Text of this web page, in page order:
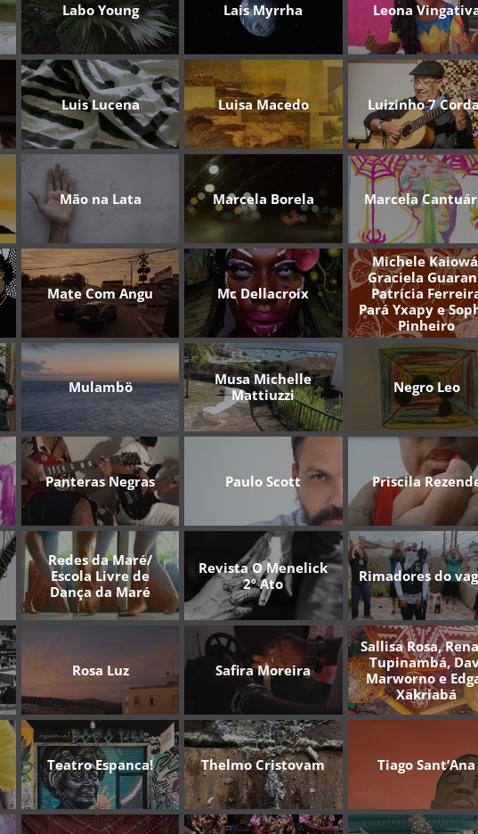
Labo Young Lais Myrrha Leona
Luis Lucena Luisa Macedo Luizinho 7
Mão na Lata Marcela Borela Marcela
Mate Com Angu Mc Dellacroix
Michele
Graciela
Patrícia
Pará Yxapy e
Pinheiro
Mulambö
Musa Michelle
Mattiuzzi
Negro Leo
Panteras Negras Paulo Scott Priscila
Redes da Maré/
Escola Livre de
Dança da Maré
Revista O Menelick
2º Ato
Rimadores do
Rosa Luz Safira Moreira
Sallisa Rosa,
Tupinambá,
Marworno e
Xakriabá
Teatro Espanca! Thelmo Cristovam Tiago Sant’Ana